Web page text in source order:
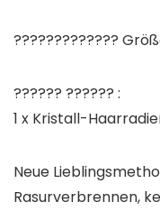
?????????????
?????? ?????? :
1 x Kristall-
Neue
Rasurverbrennen,